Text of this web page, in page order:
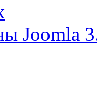
Joomla